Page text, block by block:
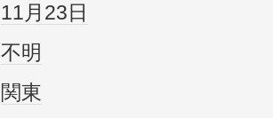
11月23日
不明
関東